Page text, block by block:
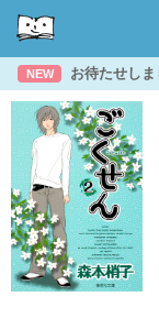
NEW お待たせし